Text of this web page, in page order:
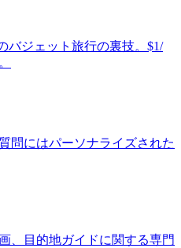
バジェット旅行の裏技。$1/
問にはパーソナライズされた
、目的地ガイドに関する専門